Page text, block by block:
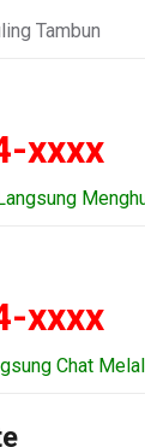
Tambun
xxxx
xxxx
Chat